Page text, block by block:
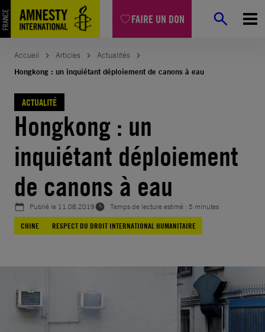
FAIRE UN DON
Aller
au
contenu
Accueil Articles
Actualités
Hongkong : un inquiétant déploiement de canons à eau
ACTUALITÉ
Hongkong : un
inquiétant déploiement
de canons à eau
Publié le 11.08.2019
Temps de lecture estimé : 5 minutes
CHINE
RESPECT DU DROIT INTERNATIONAL HUMANITAIRE